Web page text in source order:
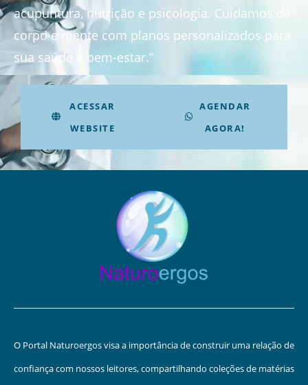
acupuntura, nutrição e psicologia. Cuidamos de
corpo e mente com planos personalizados para
sua saúde e bem-estar.”
ACESSAR
WEBSITE
AGENDAR
AGORA!
O Portal Naturoergos visa a importância de construir uma relação de
confiança com nossos leitores, compartilhando coleções de matérias